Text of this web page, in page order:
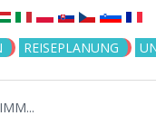
REISEPLANUNG